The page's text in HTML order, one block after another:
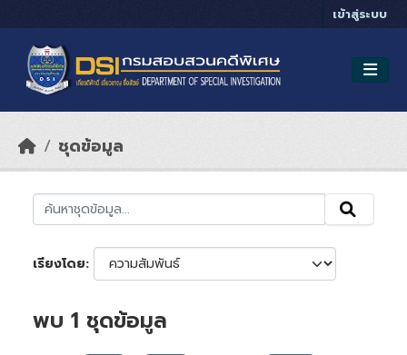
เข้าสู่ระบบ
ชุดข้อมูล
เรียงโดย
พบ 1 ชุดข้อมูล